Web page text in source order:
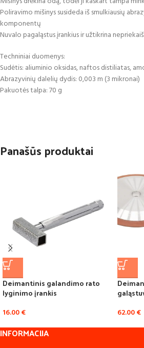
Poliravimo mišinys susideda iš smulkiausių
komponentų
Nuvalo pagaląstus įrankius ir užtikrina
Techniniai duomenys:
Sudėtis: aliuminio oksidas, naftos distiliatas,
Abrazyvinių dalelių dydis: 0,003 m (3 mikronai)
Pakuotės talpa: 70 g
Panašūs produktai
Deimantinis galandimo rato
lyginimo įrankis
16.00€ 62.00€
INFORMACIJA